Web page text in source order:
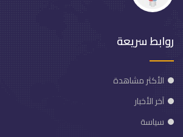
روابط سريعة
الأكثر مشاهدة
آخر الأخبار
سياسة